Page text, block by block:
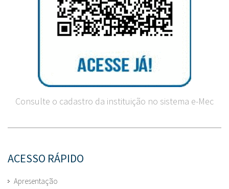
Consulte o cadastro da instituição no sistema e-Mec
ACESSO RÁPIDO
Apresentação